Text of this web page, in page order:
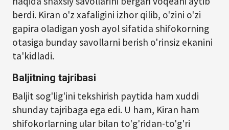
berdi. Kiran o'z xafaligini izhor qilib, o'zini o'zi
gapira oladigan yosh ayol sifatida shifokorning
otasiga bunday savollarni berish o'rinsiz ekanini
ta'kidladi.
Baljitning tajribasi
Baljit sog'lig'ini tekshirish paytida ham xuddi
shunday tajribaga ega edi. U ham, Kiran ham
shifokorlarning ular bilan to'g'ridan-to'g'ri